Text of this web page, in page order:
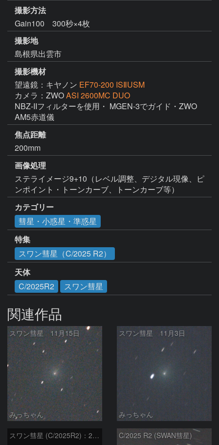
撮影方法
Gain100 300秒×4枚
撮影地
島根県出雲市
撮影機材
望遠鏡：キヤノン EF70-200 ISⅡUSM
カメラ：ZWOASI 2600MC DUO
NBZ-IIフィルターを使用・ MGEN-3でガイド・ZWO
AM5赤道儀
焦点距離
200mm
画像処理
ステライメージ9+10（レベル調整、デジタル現像、ピ
ンポイント・トーンカーブ、トーンカーブ等）
カテゴリー
彗星・小惑星・準惑星
特集
スワン彗星（C/2025 R2）
天体
C/2025R2
スワン彗星
関連作品
スワン彗星 11月15日
みっちゃん
スワン彗星 11月3日
みっちゃん
スワン彗星 (C/2025R2)：2026/01/27 C/2025 R2 (SWAN彗星)